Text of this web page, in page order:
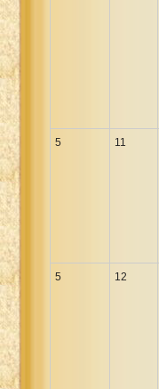
5 11
5 12